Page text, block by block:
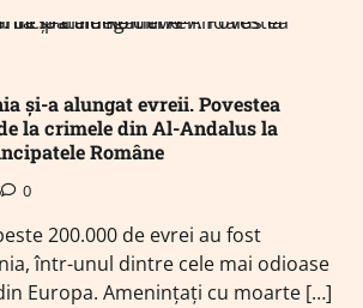
și-a alungat evreii. Povestea
la crimele din Al-Andalus la
Române
0
200.000 de evrei au fost
într-unul dintre cele mai odioase
Europa. Amenințați cu moarte […]